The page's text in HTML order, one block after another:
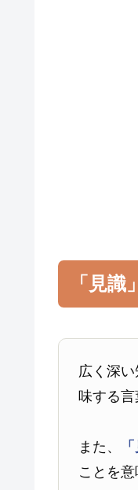
「見識
広く深
味する言
また、
ことを意